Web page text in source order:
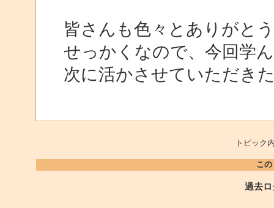
皆さんも色々とありがと
せっかくなので、今回学
次に活かさせていただき
トピッ
こ
過去